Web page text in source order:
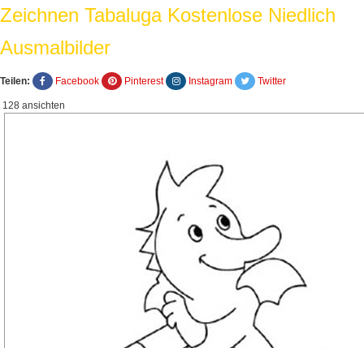
Zeichnen Tabaluga Kostenlose Niedlich
Ausmalbilder
Teilen: Facebook Pinterest Instagram Twitter
128 ansichten